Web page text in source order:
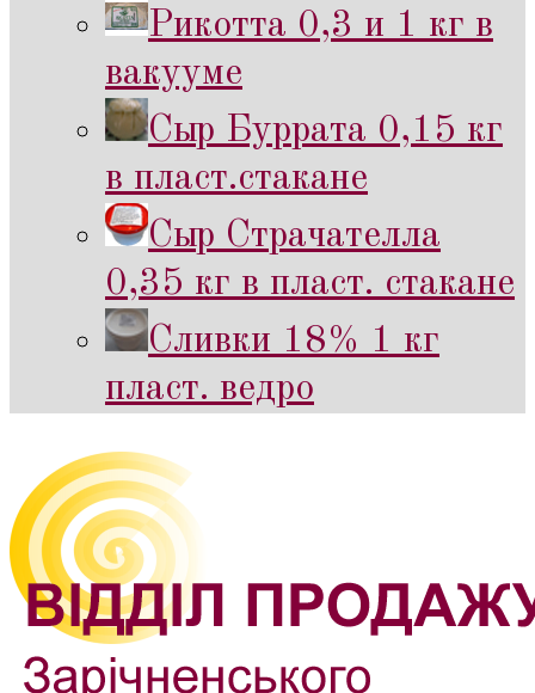
Рикотта 0,3 и 1 кг в
вакууме
Сыр Буррата 0,15 кг
в пласт.стакане
Сыр Страчателла
0,35 кг в пласт. стакане
Сливки 18% 1 кг
пласт. ведро